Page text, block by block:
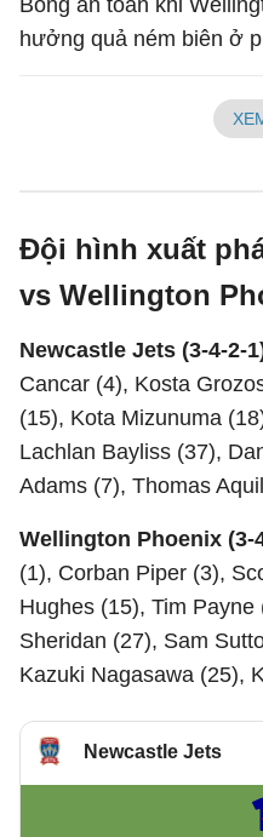
Bóng an toàn khi
hưởng quả ném biên ở
Đội hình xuất
vs Wellington
Newcastle Jets (3-4-2-
Cancar (4), Kosta
(15), Kota Mizunuma
Lachlan Bayliss (37),
Adams (7), Thomas
Wellington Phoenix (3-
(1), Corban Piper (3),
Hughes (15), Tim
Sheridan (27), Sam
Kazuki Nagasawa (25),
Newcastle Jets